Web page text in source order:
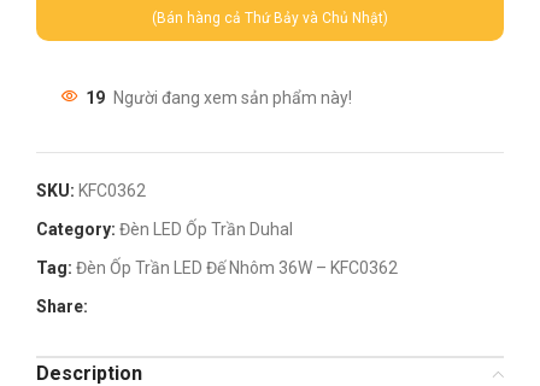
(Bán hàng cả Thứ Bảy và Chủ Nhật)
19 Người đang xem sản phẩm này!
SKU: KFC0362
Category: Đèn LED Ốp Trần Duhal
Tag: Đèn Ốp Trần LED Đế Nhôm 36W – KFC0362
Share:
Description